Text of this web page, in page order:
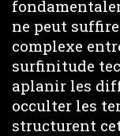
ne peut
complexe
surfinitude
aplanir les
occulter les
structurent